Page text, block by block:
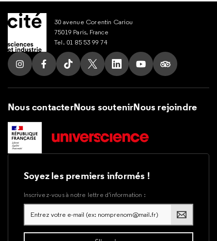
30 avenue Corentin Cariou
75019 Paris, France
Tel. 01 85 53 99 74
Suivez nous sur Instagram
Suivez nous sur Facebook
Suivez nous sur Tik Tok
Suivez nous sur X
Suivez nous sur LinkedIn
Suivez nous sur
Suivez nous
Nous contacterNous soutenirNous rejoindre
Soyez les premiers informés !
Inscrivez-vous à notre lettre d’information :